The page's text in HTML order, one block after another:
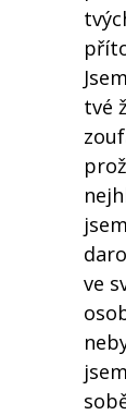
tvé
ve